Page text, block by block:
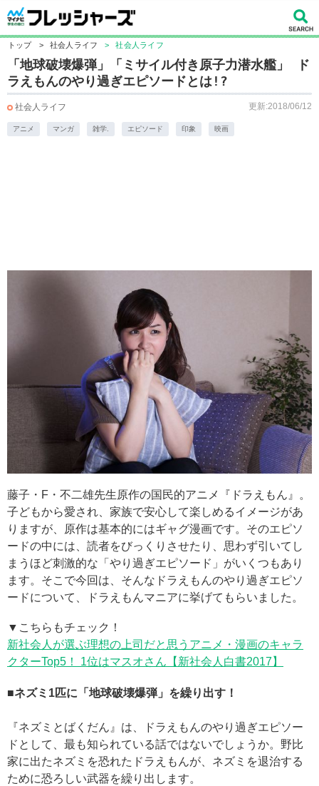
トップ > 社会人ライフ > 社会人ライフ
「地球破壊爆弾」「ミサイル付き原子力潜水艦」 ド
ラえもんのやり過ぎエピソードとは!?
社会人ライフ 更新:2018/06/12
アニメ マンガ 雑学. エピソード 印象 映画
藤子・F・不二雄先生原作の国民的アニメ『ドラえもん』。
子どもから愛され、家族で安心して楽しめるイメージがあ
りますが、原作は基本的にはギャグ漫画です。そのエピソ
ードの中には、読者をびっくりさせたり、思わず引いてし
まうほど刺激的な「やり過ぎエピソード」がいくつもあり
ます。そこで今回は、そんなドラえもんのやり過ぎエピソ
ードについて、ドラえもんマニアに挙げてもらいました。
▼こちらもチェック！
新社会人が選ぶ理想の上司だと思うアニメ・漫画のキャラ
クターTop5！ 1位はマスオさん【新社会人白書2017】
■ネズミ1匹に「地球破壊爆弾」を繰り出す！
『ネズミとばくだん』は、ドラえもんのやり過ぎエピソー
ドとして、最も知られている話ではないでしょうか。野比
家に出たネズミを恐れたドラえもんが、ネズミを退治する
ために恐ろしい武器を繰り出します。